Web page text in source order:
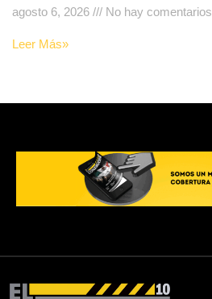
agosto 6, 2026
No hay comentarios
Leer Más»